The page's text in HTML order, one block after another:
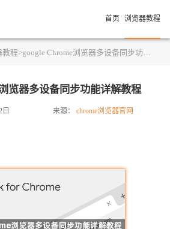
首页 浏览器教程
教程>google Chrome浏览器多设备同步功能详解教程
览器多设备同步功能详解教程
来源： chrome浏览器官网